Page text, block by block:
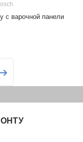
с варочной панели